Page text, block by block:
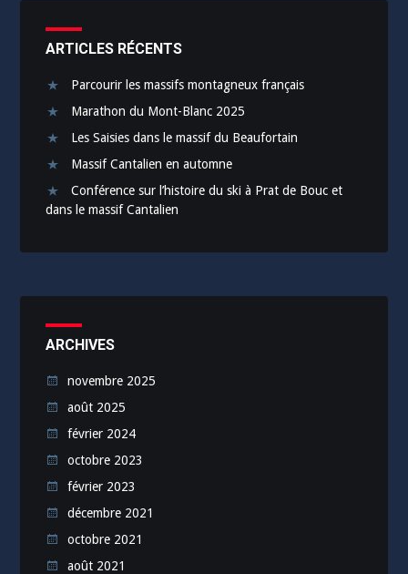
ARTICLES RÉCENTS
Parcourir les massifs montagneux français
Marathon du Mont-Blanc 2025
Les Saisies dans le massif du Beaufortain
Massif Cantalien en automne
Conférence sur l’histoire du ski à Prat de Bouc et
dans le massif Cantalien
ARCHIVES
novembre 2025
août 2025
février 2024
octobre 2023
février 2023
décembre 2021
octobre 2021
août 2021